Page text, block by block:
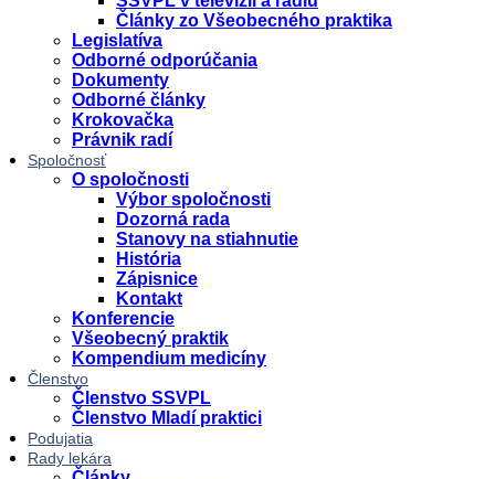
Články zo Všeobecného praktika
Legislatíva
Odborné odporúčania
Dokumenty
Odborné články
Krokovačka
Právnik radí
Spoločnosť
O spoločnosti
Výbor spoločnosti
Dozorná rada
Stanovy na stiahnutie
História
Zápisnice
Kontakt
Konferencie
Všeobecný praktik
Kompendium medicíny
Členstvo
Členstvo SSVPL
Členstvo Mladí praktici
Podujatia
Rady lekára